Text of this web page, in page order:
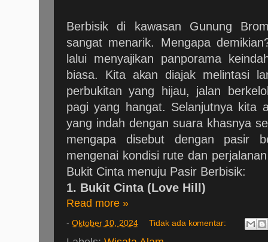
Berbisik di kawasan Gunung
sangat menarik. Mengapa
lalui menyajikan panporama
biasa. Kita akan diajak melintasi
perbukitan yang hijau, jalan
pagi yang hangat. Selanjutnya kita
yang indah dengan suara khasnya
mengapa disebut dengan pasir
mengenai kondisi rute dan
Bukit Cinta menuju Pasir Berbisik:
1. Bukit Cinta (Love Hill)
Read more »
- Oktober 10, 2024 Tidak ada komentar: